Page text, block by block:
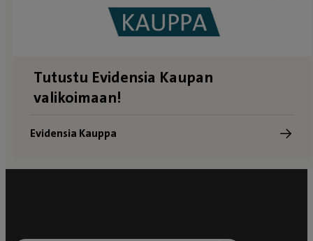
Tutustu Evidensia Kaupan
valikoimaan!
Evidensia Kauppa